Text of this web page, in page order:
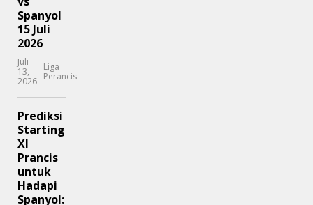
Spanyol
15 Juli
2026
Juli
13,
2026
- Liga
Perancis
Prediksi
Starting
XI
Prancis
untuk
Hadapi
Spanyol: